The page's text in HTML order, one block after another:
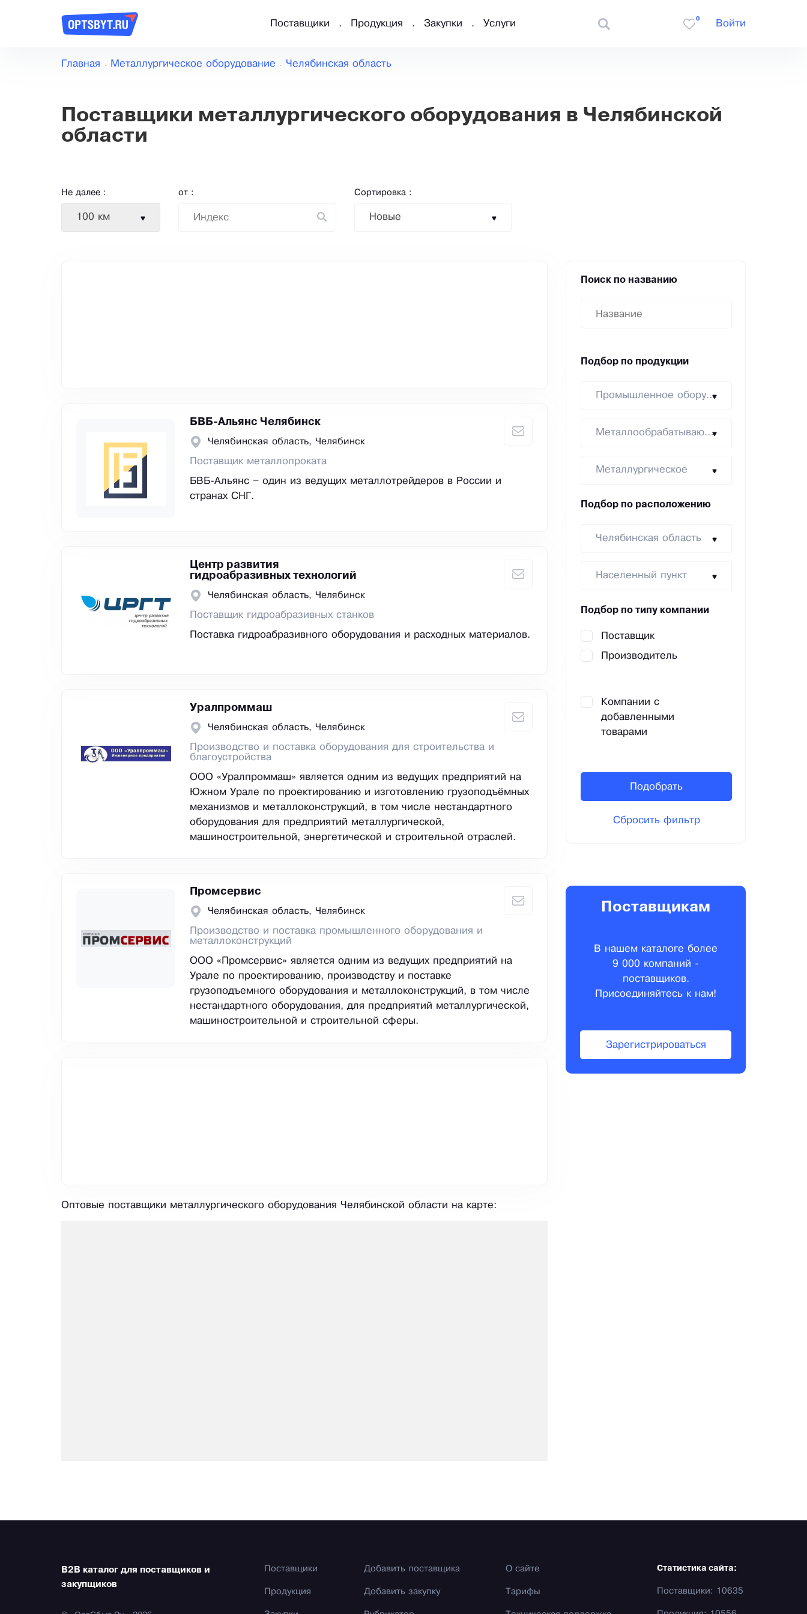
Поставщики Продукция Закупки Услуги
0
Войти
Главная Металлургическое оборудование Челябинская область
Поставщики металлургического оборудования в Челябинской
области
Не далее :
100 км
от : Сортировка :
Новые
БВБ-Альянс Челябинск
Челябинская область, Челябинск
Поставщик металлопроката
БВБ-Альянс – один из ведущих металлотрейдеров в России и
странах СНГ.
Центр развития
гидроабразивных технологий
Челябинская область, Челябинск
Поставщик гидроабразивных станков
Поставка гидроабразивного оборудования и расходных материалов.
Уралпроммаш
Челябинская область, Челябинск
Производство и поставка оборудования для строительства и
благоустройства
ООО «Уралпроммаш» является одним из ведущих предприятий на
Южном Урале по проектированию и изготовлению грузоподъёмных
механизмов и металлоконструкций, в том числе нестандартного
оборудования для предприятий металлургической,
машиностроительной, энергетической и строительной отраслей.
Промсервис
Челябинская область, Челябинск
Производство и поставка промышленного оборудования и
металлоконструкций
ООО «Промсервис» является одним из ведущих предприятий на
Урале по проектированию, производству и поставке
грузоподъемного оборудования и металлоконструкций, в том числе
нестандартного оборудования, для предприятий металлургической,
машиностроительной и строительной сферы.
Оптовые поставщики металлургического оборудования Челябинской области на карте:
Поиск по названию
Подбор по продукции
Промышленное оборудование
Металлообрабатывающее
Металлургическое
Подбор по расположению
Челябинская область
Населенный пункт
Подбор по типу компании
Поставщик
Производитель
Компании с
добавленными
товарами
Подобрать
Сбросить фильтр
Поставщикам
В нашем каталоге более
9 000 компаний -
поставщиков.
Присоединяйтесь к нам!
Зарегистрироваться
B2B каталог для поставщиков и
закупщиков
Поставщики
Продукция
Добавить поставщика
Добавить закупку
О сайте
Тарифы
Статистика сайта:
Поставщики: 10635